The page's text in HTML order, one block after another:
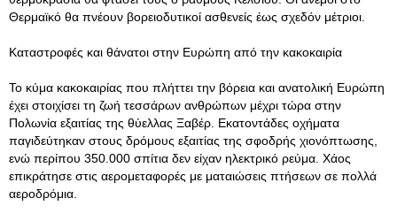
Θερμαϊκό θα πνέουν βορειοδυτικοί ασθενείς έως σχεδόν μέτριοι.
Καταστροφές και θάνατοι στην Ευρώπη από την κακοκαιρία
Το κύμα κακοκαιρίας που πλήττει την βόρεια και ανατολική Ευρώπη
έχει στοιχίσει τη ζωή τεσσάρων ανθρώπων μέχρι τώρα στην
Πολωνία εξαιτίας της θύελλας Ξαβέρ. Εκατοντάδες οχήματα
παγιδεύτηκαν στους δρόμους εξαιτίας της σφοδρής χιονόπτωσης,
ενώ περίπου 350.000 σπίτια δεν είχαν ηλεκτρικό ρεύμα. Χάος
επικράτησε στις αερομεταφορές με ματαιώσεις πτήσεων σε πολλά
αεροδρόμια.